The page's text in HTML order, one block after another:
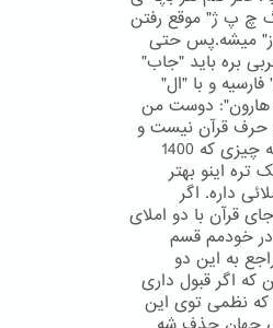
چ پ ژ" موقع رفتن
ز" میشه.پس حتی
بره باید "جاب"
و با "ال"
1."یا اخت هارون": دوست من
حرف قرآن نیست و
حرف بنی اسرائیله.طبیعیه که چیزی که 1400
تره اینو بهتر
داره. اگر
قرآن با دو املای
خودمم قسم
به این دو
که اگر قبول داری
نظمی توی این